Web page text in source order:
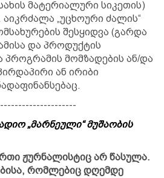
მატერიალური სიკეთის)
„უცხოური ძალის“
შესყიდვა (გარდა
და პროდუქტის
პროგრამის მომზადების ან/და
ან ირიბი
„მარნეული“ მუშაობის
ჟურნალისტიც არ წასულა.
რომლებიც დღემდე